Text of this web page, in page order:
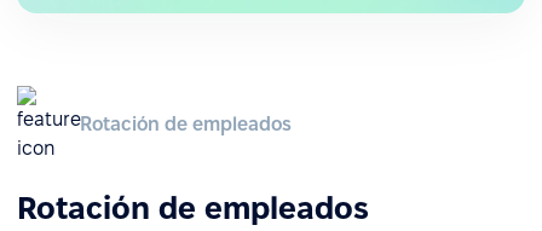
Rotación de empleados
Rotación de empleados